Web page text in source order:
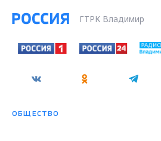
ГТРК Владимир
ОБЩЕСТВО